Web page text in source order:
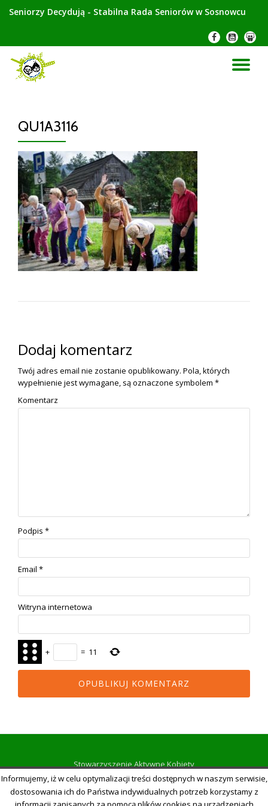
Seniorzy Decydują - Stabilna Rada Seniorów w Sosnowcu
QU1A3116
Dodaj komentarz
Twój adres email nie zostanie opublikowany. Pola, których
wypełnienie jest wymagane, są oznaczone symbolem *
Komentarz
Podpis *
Email *
Witryna internetowa
+ = 11
Stowarzyszenie Aktywne Kobiety
D
- - -
Informujemy, iż w celu optymalizacji treści dostępnych w naszym serwisie,
dostosowania ich do Państwa indywidualnych potrzeb korzystamy z